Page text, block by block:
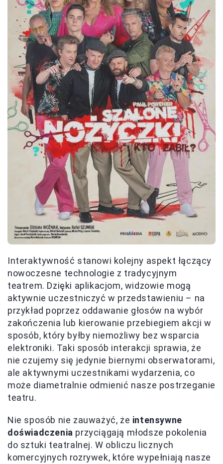
Interaktywność stanowi kolejny aspekt łączący
nowoczesne technologie z tradycyjnym
teatrem. Dzięki aplikacjom, widzowie mogą
aktywnie uczestniczyć w przedstawieniu – na
przykład poprzez oddawanie głosów na wybór
zakończenia lub kierowanie przebiegiem akcji w
sposób, który byłby niemożliwy bez wsparcia
elektroniki. Taki sposób interakcji sprawia, że
nie czujemy się jedynie biernymi obserwatorami,
ale aktywnymi uczestnikami wydarzenia, co
może diametralnie odmienić nasze postrzeganie
teatru.
Nie sposób nie zauważyć, że intensywne
doświadczenia przyciągają młodsze pokolenia
do sztuki teatralnej. W obliczu licznych
komercyjnych rozrywek, które wypełniają nasze